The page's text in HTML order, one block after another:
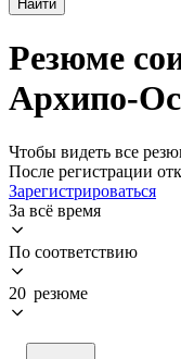
Найти
Резюме
Архипо-
Чтобы видеть все
После регистрации
Зарегистрироваться
За всё время
По соответствию
20 резюме